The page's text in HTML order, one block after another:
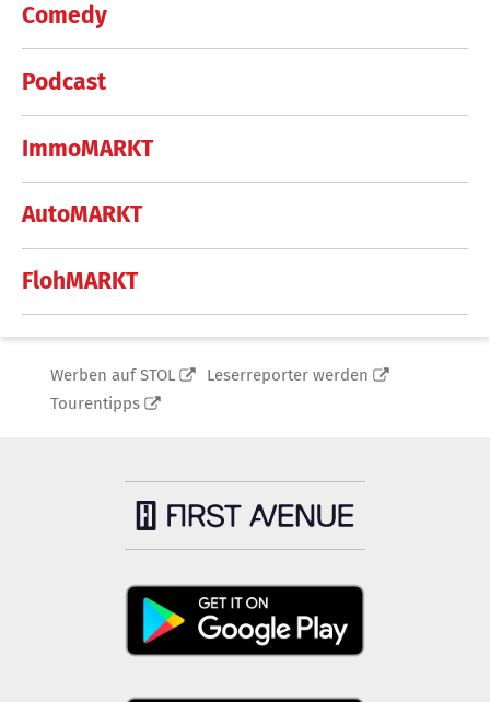
Comedy
Podcast
ImmoMARKT
AutoMARKT
FlohMARKT
Werben auf STOL
Leserreporter werden
Tourentipps